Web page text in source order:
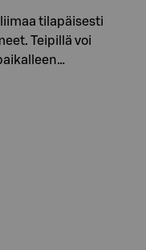
tilapäisesti
Teipillä voi